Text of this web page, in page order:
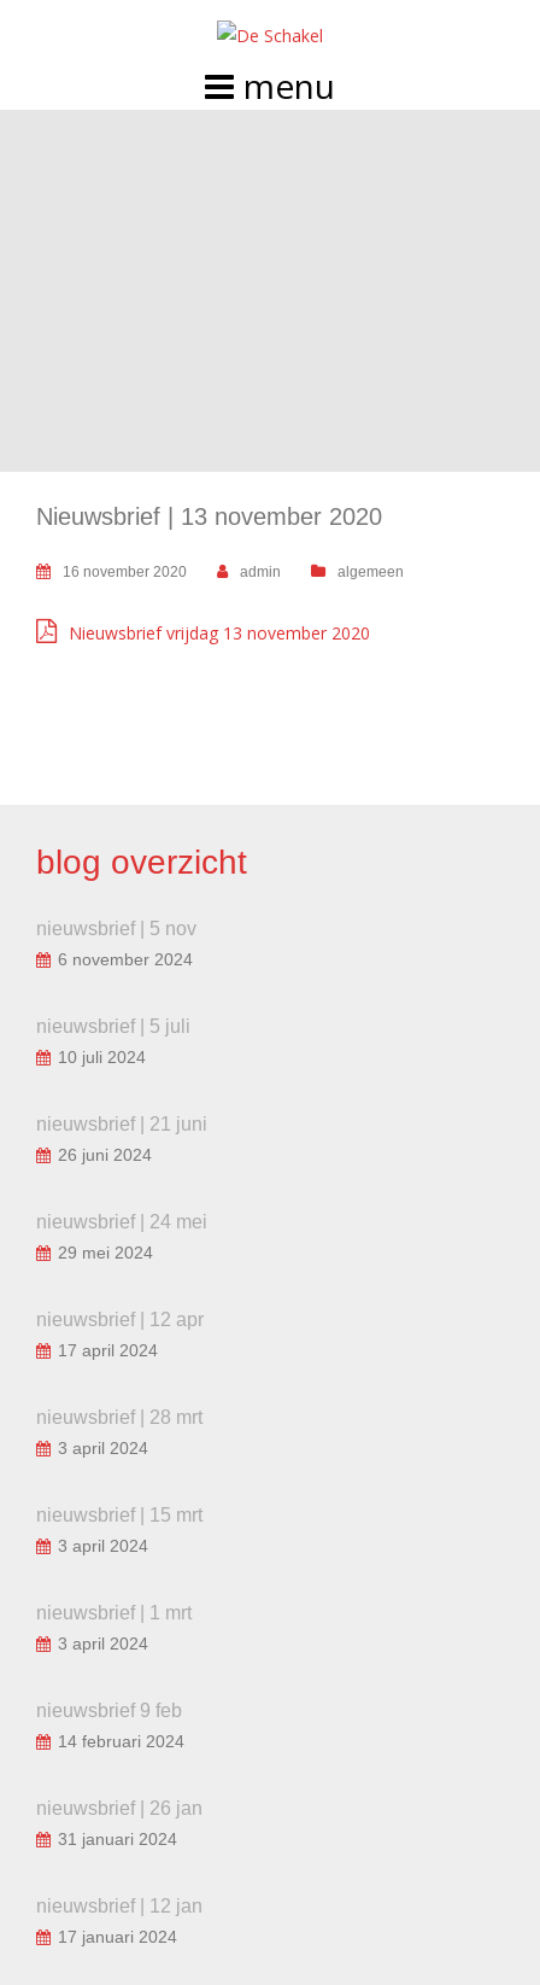
Nieuwsbrief | 13 november 2020
16 november 2020 admin algemeen
Nieuwsbrief vrijdag 13 november 2020
blog overzicht
nieuwsbrief | 5 nov
6 november 2024
nieuwsbrief | 5 juli
10 juli 2024
nieuwsbrief | 21 juni
26 juni 2024
nieuwsbrief | 24 mei
29 mei 2024
nieuwsbrief | 12 apr
17 april 2024
nieuwsbrief | 28 mrt
3 april 2024
nieuwsbrief | 15 mrt
3 april 2024
nieuwsbrief | 1 mrt
3 april 2024
nieuwsbrief 9 feb
14 februari 2024
nieuwsbrief | 26 jan
31 januari 2024
nieuwsbrief | 12 jan
17 januari 2024